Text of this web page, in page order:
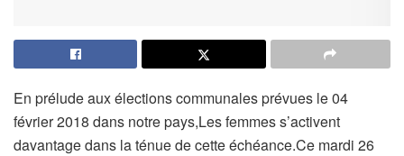
En prélude aux élections communales prévues le 04
février 2018 dans notre pays,Les femmes s’activent
davantage dans la ténue de cette échéance.Ce mardi 26